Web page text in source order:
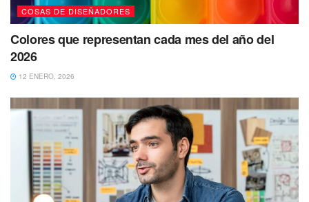
COSAS DE DISEÑADORES
Colores que representan cada mes del año del
2026
12 ENERO, 2026